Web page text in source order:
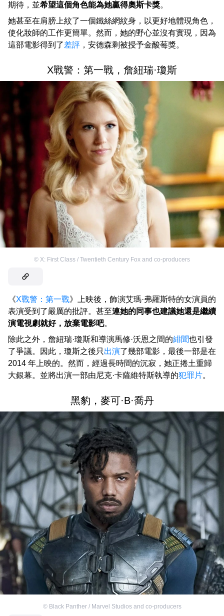
期待，並希望這個角色能為她贏得奧斯卡獎。
她甚至在肩膀上紋了一個鐵絲網紋身，以更好地體現角色，
使化妝師的工作更簡單。然而，她的野心並沒有實現，因為
這部電影得到了差評 ，安德森剩被授予金酸莓獎。
X戰警：第一戰，詹紐瑞·瓊斯
© X: First Class / Twentieth Century Fox and co-producers
《X戰警：第一戰》上映後，飾演艾瑪·弗羅斯特的女演員的
表演受到了嚴厲的批評。甚至連她的同事也建議她還是繼續
演電視劇就好，放棄電影吧。
除此之外，詹紐瑞·瓊斯和導演馬修·沃恩之間的緋聞也引發
了爭議。因此，瓊斯之後只 出演了幾部電影，最後一部是在
2014 年上映的。然而，經過長時間的沉寂，她正捲土重歸
大銀幕。並將出演一部由尼克·卡薩維特斯執導的犯罪片。
黑豹，麥可·B·喬丹
© Black Panther / Marvel Studios and co-producers